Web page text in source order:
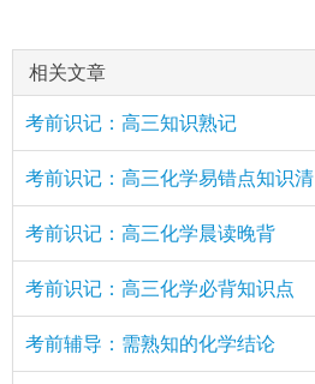
相关文章
考前识记：高三知识熟记
考前识记：高三化学易错点知识清
考前识记：高三化学晨读晚背
考前识记：高三化学必背知识点
考前辅导：需熟知的化学结论